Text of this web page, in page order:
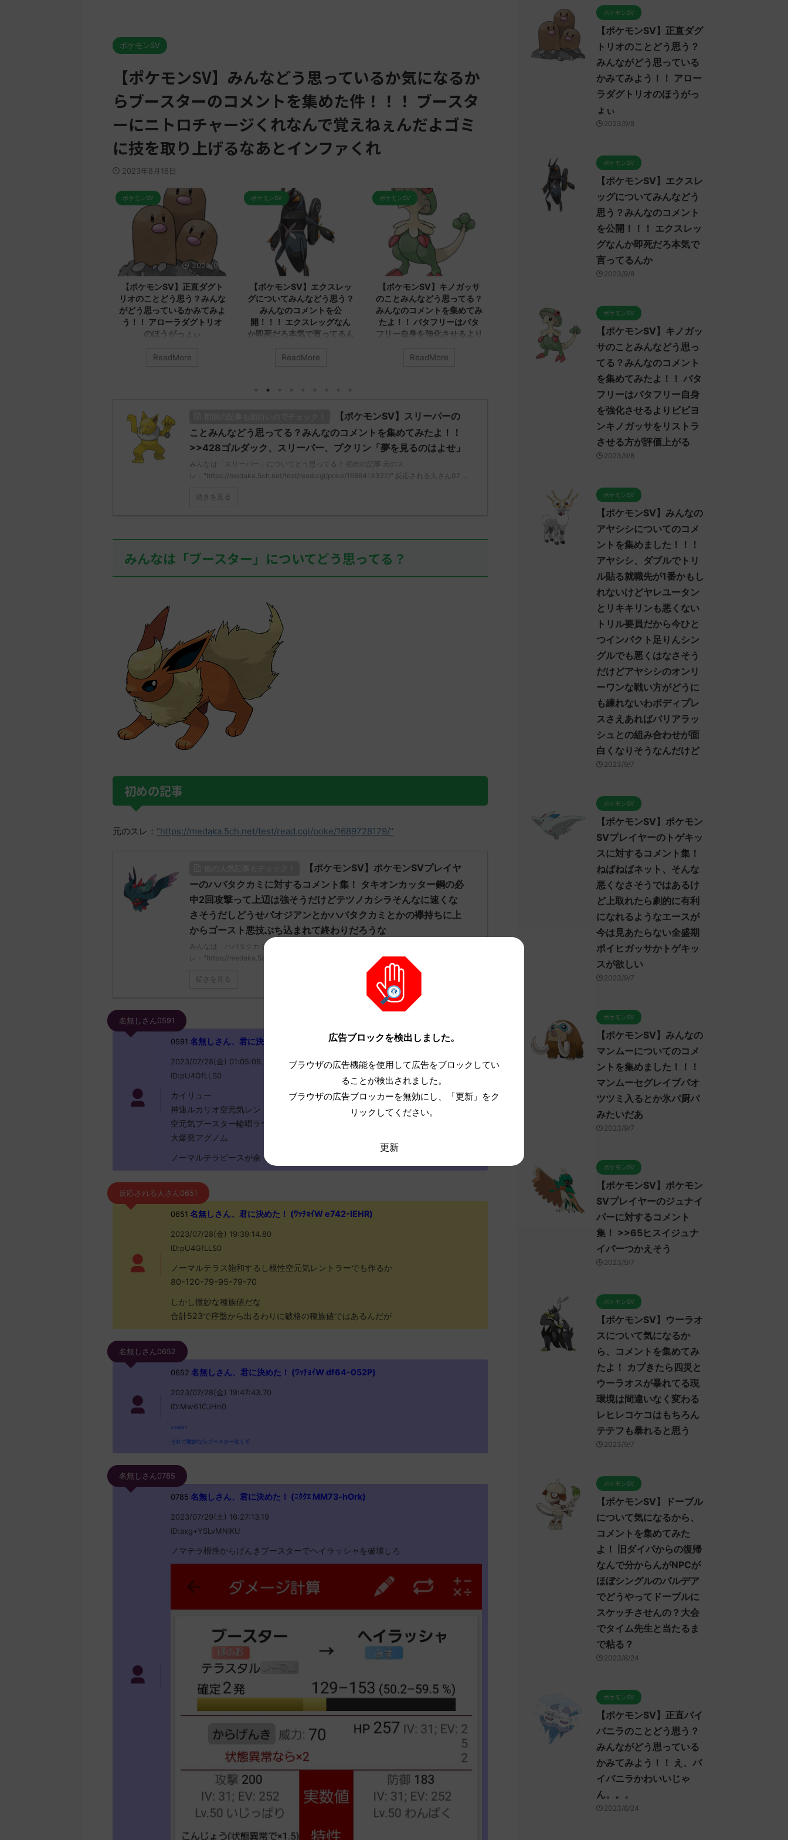
ポケモンSV
【ポケモンSV】みんなどう思っているか気になるか
らブースターのコメントを集めた件！！！ ブースタ
ーにニトロチャージくれなんで覚えねぇんだよゴミ
に技を取り上げるなあとインファくれ
2023年8月16日
ポケモンSV
2023/9/8
【ポケモンSV】正直ダグト
リオのことどう思う？みんな
がどう思っているかみてみよ
う！！ アローラダグトリオ
のほうがっょぃ
どう思ってる？ 初めの記事 元の
君に決めた！ (ﾜｯﾁｮｲW e22c-
t4wz) 2023/07/02(日)
18:28:06.00ID:O9D7O9iU0 リージ
ョンでも何でもないのにただただ
ダグトリオと同じ種族値で弱くさ
れたウミトリオオとかもな 名無し
ReadMore
ポケモンSV
【ポケモンSV】エクスレッ
グについてみんなどう思う？
みんなのコメントを公
開！！！ エクスレッグなん
か即死だろ本気で言ってるん
みんなは「エクスレッグ」につい
君に決めた！ (ﾜｯﾁｮｲW d56d-
NwUu) 2023/06/28(水)
01:07:00.69ID:oUI00NrJ0 エクス
レッグヘルムかっこいいから助か
る 名無しさん0971 0971 名無しさ
ReadMore
ポケモンSV
2023/9/8
【ポケモンSV】キノガッサ
のことみんなどう思ってる？
みんなのコメントを集めてみ
たよ！！ バタフリーはバタ
フリー自身を強化させるより
ラさせる方が評価上がる
/read.cgi/poke/1687575951/" 反
応される人さん0623 0623 名無し
さん、君に決めた！ (ｱｳｱｳｳｰ
Sa69-sI2x) 2023/06/27(火)
08:19:23.39ID:KfVqw9Gna 胞子を
覚え忘れたガッサさんあくびを覚
ReadMore
2023/9/7
集めました！！！ アヤシ
シ、ダブルでトリル貼る就職
先が1番かもしれないけどヤ
レユータンとリキキリンも悪
くないトリル要員だから今ひ
ルでも悪くはなさそうだけど
アヤシシのオンリーワンな戦
ディプレスさえあればバリア
ラッシュとの組み合わせが面
みんなは「アヤシシ」についてど
/read.cgi/poke/1685459114/" 反応
される人さん0055 0055 名無しさ
ん、君に決めた！ (ｽｯﾌﾟ Sdbf-
mLoM) 2023/05/31(水)
07:36:52.19ID:+/6UvhFfd ヒスイ
リージョンを輸送するために、久
イして目の前が真っ暗になる人、
そこそこいるだろうな… 名無しさ
ReadMore
ポケモンSV
するコメント集！ ねばねば
ネット、そんな悪くなさそう
ではあるけど上取れたら劇的
に有利になれるようなエース
が今は見あたらない全盛期ポ
イヒガッサかトゲキッスが欲
しい
みんなは「トゲキッス」について
どう思ってる？ 初めの記事 元の
レ："https://medaka.5ch.net/test
/read.cgi/poke/1685459114/" 反応
される人さん0919 0919 名無しさ
23:53:19.96ID:X6LFL4hoM なんで
トゲキッスちゃんをパルデアに入
れてくんないの酷い 反応される人
さん0938 0938 名無しさん、君に
決めた！ (ｽﾌﾟｯｯ Sdbf-EFSw) ...
ReadMore
【ポケモンSV】スリーパーの
ことみんなどう思ってる？みんなのコメントを集めてみたよ！！
>>428ゴルダック、スリーパー、プクリン「夢を見るのはよせ」
みんなは「スリーパー」についてどう思ってる？ 初めの記事 元のス
レ："https://medaka.5ch.net/test/read.cgi/poke/1686413327/" 反応される人さん07 ...
続きを見る
みんなは「ブースター」についてどう思ってる？
初めの記事
元のスレ： "https://medaka.5ch.net/test/read.cgi/poke/1689728179/"
【ポケモンSV】ポケモンSVプレイヤ
ーのハバタクカミに対するコメント集！ タキオンカッター鋼の必
中2回攻撃って上辺は強そうだけどテツノカシラそんなに速くな
さそうだしどうせパオジアンとかハバタクカミとかの襷持ちに上
からゴースト悪技ぶち込まれて終わりだろうな
みんなは「ハバタクカミ」についてどう思ってる？ 初めの記事 元のス
レ："https://medaka.5ch.net/test/read.cgi/poke/1685628464/" 反応される人さん0 ...
続きを見る
名無しさん0591
0591 名無しさん、君に決めた！ (ﾜｯﾁｮｲW e742-IEHR)
2023/07/28(金) 01:05:09.36
ID:pU4GfLLS0
カイリュー
神速ルカリオ空元気レントラー
空元気ブースター輪唱ラウドボーン
大爆発アグノム
ノーマルテラピースが余ったらこの辺育成してみるかな
反応される人さん0651
0651 名無しさん、君に決めた！ (ﾜｯﾁｮｲW e742-IEHR)
2023/07/28(金) 19:39:14.80
ID:pU4GfLLS0
ノーマルテラス飽和するし根性空元気レントラーでも作るか
80-120-79-95-79-70
しかし微妙な種族値だな
合計523で序盤から出るわりに破格の種族値ではあるんだが
名無しさん0652
0652 名無しさん、君に決めた！ (ﾜｯﾁｮｲW df64-052P)
2023/07/28(金) 19:47:43.70
ID:Mw61CJHn0
>>651
それで微妙ならブースター泣くぞ
名無しさん0785
0785 名無しさん、君に決めた！ (ﾆｸｸｴ MM73-hOrk)
2023/07/29(土) 16:27:13.19
ID:axg+YSLvMNIKU
ノマテラ根性からげんきブースターでヘイラッシャを破壊しろ
ポケモンSV
【ポケモンSV】正直ダグ
トリオのことどう思う？
みんながどう思っている
かみてみよう！！ アロー
ラダグトリオのほうがっ
ょぃ
2023/9/8
ポケモンSV
【ポケモンSV】エクスレ
ッグについてみんなどう
思う？みんなのコメント
を公開！！！ エクスレッ
グなんか即死だろ本気で
言ってるんか
2023/9/8
ポケモンSV
【ポケモンSV】キノガッ
サのことみんなどう思っ
てる？みんなのコメント
を集めてみたよ！！ バタ
フリーはバタフリー自身
を強化させるよりビビヨ
ンキノガッサをリストラ
させる方が評価上がる
2023/9/8
ポケモンSV
【ポケモンSV】みんなの
アヤシシについてのコメ
ントを集めました！！！
アヤシシ、ダブルでトリ
ル貼る就職先が1番かもし
れないけどヤレユータン
とリキキリンも悪くない
トリル要員だから今ひと
つインパクト足りんシン
グルでも悪くはなさそう
だけどアヤシシのオンリ
ーワンな戦い方がどうに
も練れないわボディプレ
スさえあればバリアラッ
シュとの組み合わせが面
白くなりそうなんだけど
2023/9/7
ポケモンSV
【ポケモンSV】ポケモン
SVプレイヤーのトゲキッ
スに対するコメント集！
ねばねばネット、そんな
悪くなさそうではあるけ
ど上取れたら劇的に有利
になれるようなエースが
今は見あたらない全盛期
ポイヒガッサかトゲキッ
スが欲しい
2023/9/7
ポケモンSV
【ポケモンSV】みんなの
マンムーについてのコメ
ントを集めました！！！
マンムーセグレイブパオ
ツツミ入るとか氷パ厨パ
みたいだあ
2023/9/7
ポケモンSV
【ポケモンSV】ポケモン
SVプレイヤーのジュナイ
パーに対するコメント
集！ >>65ヒスイジュナ
イパーつかえそう
2023/9/7
ポケモンSV
【ポケモンSV】ウーラオ
スについて気になるか
ら、コメントを集めてみ
たよ！ カプきたら四災と
ウーラオスが暴れてる現
環境は間違いなく変わる
レヒレコケコはもちろん
テテフも暴れると思う
2023/9/7
ポケモンSV
【ポケモンSV】ドーブル
について気になるから、
コメントを集めてみた
よ！ 旧ダイパからの復帰
なんで分からんがNPCが
ほぼシングルのパルデア
でどうやってドーブルに
スケッチさせんの？大会
でタイム先生と当たるま
で粘る？
2023/8/24
ポケモンSV
【ポケモンSV】正直バイ
バニラのことどう思う？
みんながどう思っている
かみてみよう！！ え、バ
イバニラかわいいじゃ
ん。。。
2023/8/24
広告ブロックを検出しました。
ブラウザの広告機能を使用して広告をブロックしてい
ることが検出されました。
ブラウザの広告ブロッカーを無効にし、「更新」をク
リックしてください。
更新